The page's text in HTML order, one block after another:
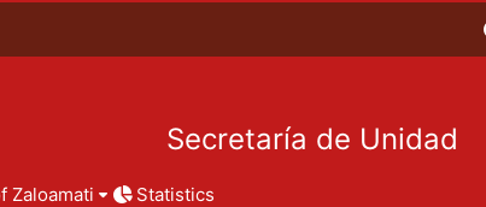
Secretaría de Unidad
Zaloamati Statistics